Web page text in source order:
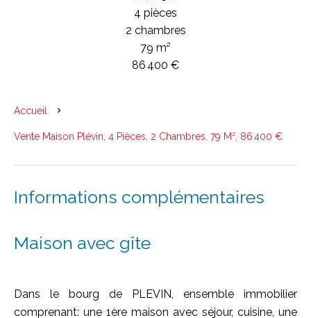
4 pièces
2 chambres
79 m²
86 400 €
Accueil
Vente Maison Plévin, 4 Pièces, 2 Chambres, 79 M², 86 400 €
Informations complémentaires
Maison avec gîte
Dans le bourg de PLEVIN, ensemble immobilier
comprenant: une 1ère maison avec séjour, cuisine, une